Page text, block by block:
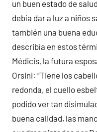
un buen estado de
debía dar a luz a niños
también una buena
describía en estos
Médicis, la futura
Orsini: “Tiene los
redonda, el cuello
podido ver tan
buena calidad, las